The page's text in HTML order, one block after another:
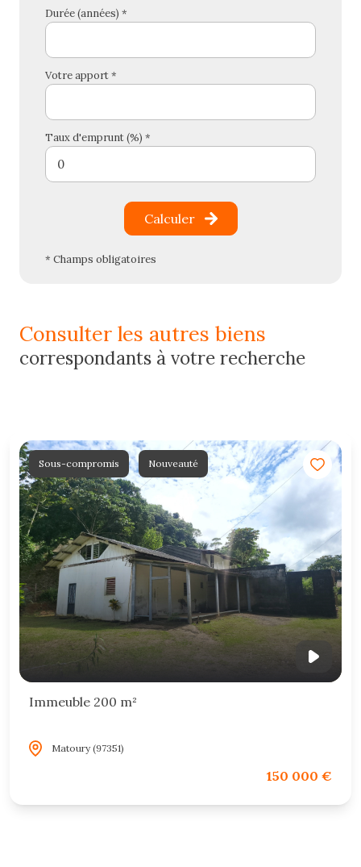
Durée (années) *
Votre apport *
Taux d'emprunt (%) *
Calculer
* Champs obligatoires
consulter les autres biens
correspondants à votre recherche
Sous-compromis Nouveauté
Immeuble 200 m²
Matoury (97351)
150 000 €